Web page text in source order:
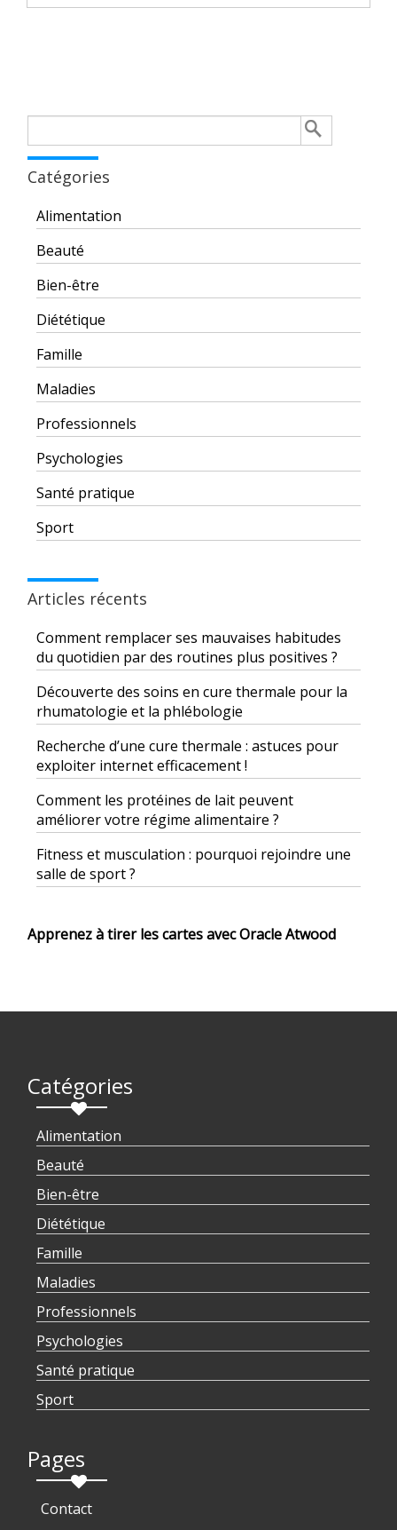
Catégories
Alimentation
Beauté
Bien-être
Diététique
Famille
Maladies
Professionnels
Psychologies
Santé pratique
Sport
Articles récents
Comment remplacer ses mauvaises habitudes
du quotidien par des routines plus positives ?
Découverte des soins en cure thermale pour la
rhumatologie et la phlébologie
Recherche d’une cure thermale : astuces pour
exploiter internet efficacement !
Comment les protéines de lait peuvent
améliorer votre régime alimentaire ?
Fitness et musculation : pourquoi rejoindre une
salle de sport ?
Apprenez à tirer les cartes avec Oracle Atwood
Catégories
Alimentation
Beauté
Bien-être
Diététique
Famille
Maladies
Professionnels
Psychologies
Santé pratique
Sport
Pages
Contact